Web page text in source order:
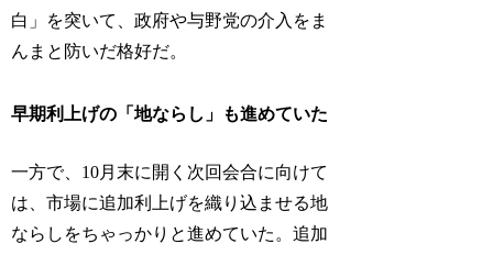
白」を突いて、政府や与野党の介入をま
んまと防いだ格好だ。
早期利上げの「地ならし」も進めていた
一方で、10月末に開く次回会合に向けて
は、市場に追加利上げを織り込ませる地
ならしをちゃっかりと進めていた。追加